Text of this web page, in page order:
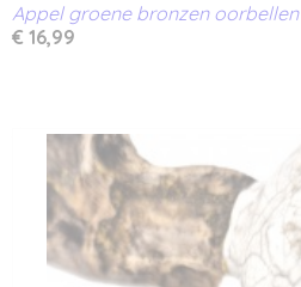
Appel groene bronzen
€ 16,99